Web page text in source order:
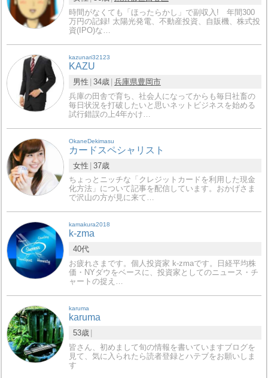
時間がなくても「ほったらかし」で副収入! 年間300
万円の記録! 太陽光発電、不動産投資、自販機、株式投
資(IPO)な…
kazunari32123
KAZU
男性 34歳 兵庫県豊岡市
兵庫の田舎で育ち、社会人になってからも毎日社畜の
毎日状況を打破したいと思いネットビジネスを始める
試行錯誤の上4年かけ…
OkaneDekimasu
カードスペシャリスト
女性 37歳
ちょっとニッチな「クレジットカードを利用した現金
化方法」について記事を配信しています。おかげさま
で沢山の方が見に来て…
kamakura2018
k-zma
40代
お疲れさまです。個人投資家 k-zmaです。日経平均株
価・NYダウをベースに、投資家としてのニュース・チ
ャートの捉え…
karuma
karuma
53歳
皆さん、初めまして旬の情報を書いていますブログを
見て、気に入られたら読者登録とハテブをお願いしま
す